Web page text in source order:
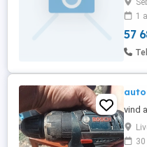
cine
1
57
vind